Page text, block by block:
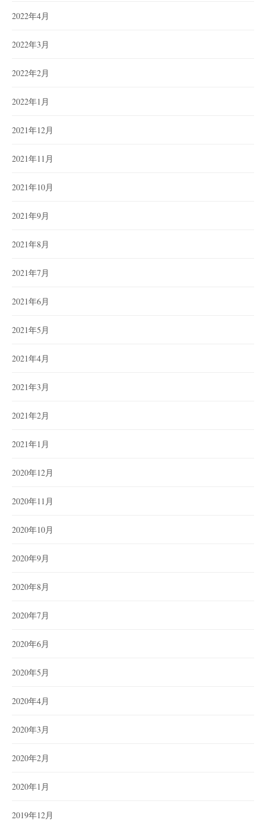
2022年4月
2022年3月
2022年2月
2022年1月
2021年12月
2021年11月
2021年10月
2021年9月
2021年8月
2021年7月
2021年6月
2021年5月
2021年4月
2021年3月
2021年2月
2021年1月
2020年12月
2020年11月
2020年10月
2020年9月
2020年8月
2020年7月
2020年6月
2020年5月
2020年4月
2020年3月
2020年2月
2020年1月
2019年12月